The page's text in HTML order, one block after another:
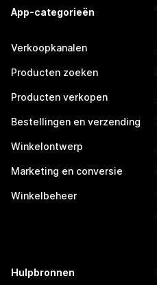
App-categorieën
Verkoopkanalen
Producten zoeken
Producten verkopen
Bestellingen en verzending
Winkelontwerp
Marketing en conversie
Winkelbeheer
Hulpbronnen